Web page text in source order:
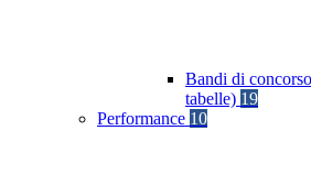
Bandi di
tabelle) 19
Performance 10